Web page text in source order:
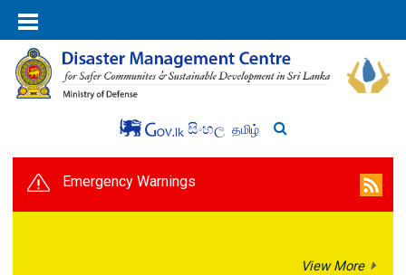
සිංහල தமிழ்
Emergency Warnings
View More